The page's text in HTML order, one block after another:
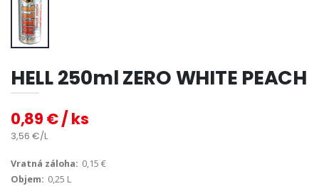
HELL 250ml ZERO WHITE PEACH
0,89 € / ks
3,56 €/L
Vratná záloha: 0,15 €
Objem: 0,25 L